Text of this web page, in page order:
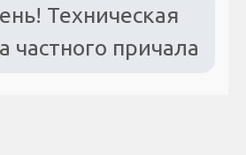
Техническая
частного причала